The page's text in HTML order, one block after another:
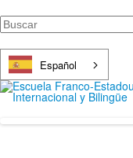
Buscar
Español